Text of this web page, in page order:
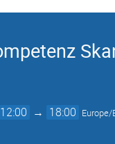
→ 18:00 Europe/